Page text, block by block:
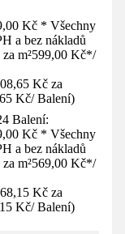
Kč * Všechny
a bez nákladů
m²599,00 Kč*/
Kč za
Kč/ Balení)
Balení:
Kč * Všechny
a bez nákladů
m²569,00 Kč*/
Kč za
Kč/ Balení)